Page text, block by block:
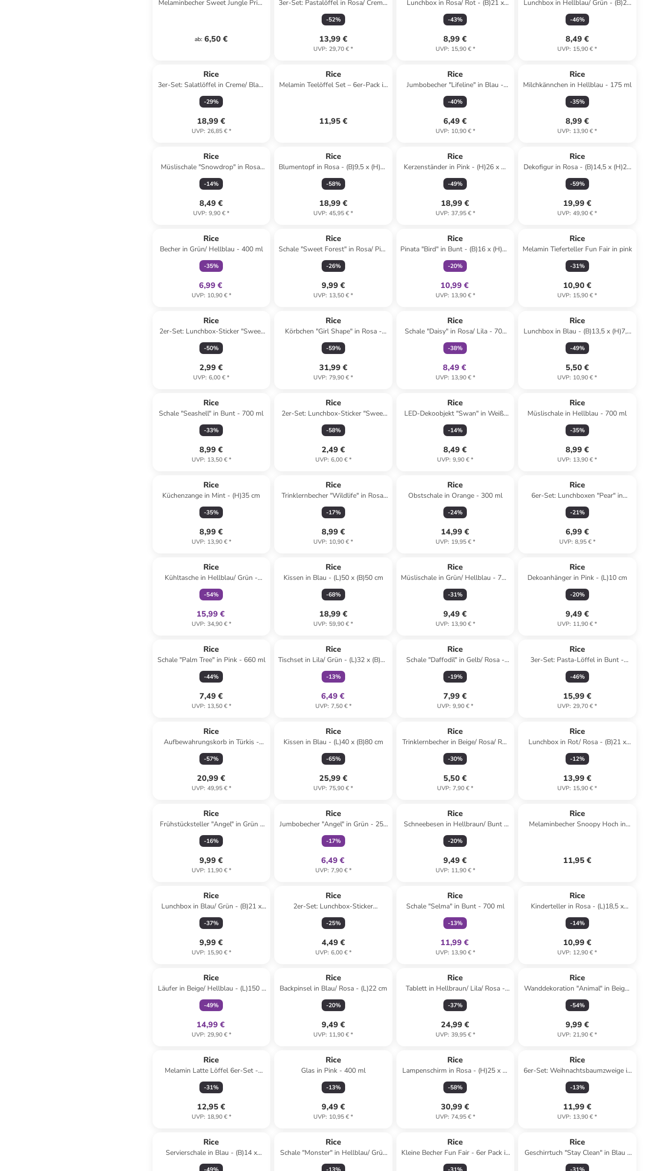
Melaminbecher Sweet Jungle Print
ab: 6,50 €
3er-Set: Pastalöffel in Rosa/ Creme/
Blau - (L)32 cm
-52%
13,99 €
UVP: 29,70 €*
Lunchbox in Rosa/ Rot - (B)21 x
(H)7,5 x (T)14 cm
-43%
8,99 €
UVP: 15,90 €*
Lunchbox in Hellblau/ Grün - (B)21
x (H)7,5 x (T)14 cm
-46%
8,49 €
UVP: 15,90 €*
Rice
3er-Set: Salatlöffel in Creme/ Blau/
Rosa - (H)21 cm
-29%
18,99 €
UVP: 26,85 €*
Rice
Melamin Teelöffel Set – 6er-Pack in
11,95 €
Rice
Jumbobecher "Lifeline" in Blau -
400 ml
-40%
6,49 €
UVP: 10,90 €*
Rice
Milchkännchen in Hellblau - 175 ml
-35%
8,99 €
UVP: 13,90 €*
Rice
Müslischale "Snowdrop" in Rosa/
Grün - 300 ml
-14%
8,49 €
UVP: 9,90 €*
Rice
Blumentopf in Rosa - (B)9,5 x (H)23
x (T)21 cm
-58%
18,99 €
UVP: 45,95 €*
Rice
Kerzenständer in Pink - (H)26 x Ø
11 cm
-49%
18,99 €
UVP: 37,95 €*
Rice
Dekofigur in Rosa - (B)14,5 x (H)29
x (T)13 cm
-59%
19,99 €
UVP: 49,90 €*
Rice
Becher in Grün/ Hellblau - 400 ml
-35%
6,99 €
UVP: 10,90 €*
Rice
Schale "Sweet Forest" in Rosa/ Pink
- 700 ml
-26%
9,99 €
UVP: 13,50 €*
Rice
Pinata "Bird" in Bunt - (B)16 x (H)20
x (T)5 cm
-20%
10,99 €
UVP: 13,90 €*
Rice
Melamin Tieferteller Fun Fair in pink
-31%
10,90 €
UVP: 15,90 €*
Rice
2er-Set: Lunchbox-Sticker "Sweet
Cake" in Bunt
-50%
2,99 €
UVP: 6,00 €*
Rice
Körbchen "Girl Shape" in Rosa -
(B)39 x (H)51 x (T)32 cm
-59%
31,99 €
UVP: 79,90 €*
Rice
Schale "Daisy" in Rosa/ Lila - 700
ml
-38%
8,49 €
UVP: 13,90 €*
Rice
Lunchbox in Blau - (B)13,5 x (H)7,5
x (T)14 cm
-49%
5,50 €
UVP: 10,90 €*
Rice
Schale "Seashell" in Bunt - 700 ml
-33%
8,99 €
UVP: 13,50 €*
Rice
2er-Set: Lunchbox-Sticker "Sweet
Jungle" in Bunt
-58%
2,49 €
UVP: 6,00 €*
Rice
LED-Dekoobjekt "Swan" in Weiß/
Rosa - (B)7,5 x (H)9 cm
-14%
8,49 €
UVP: 9,90 €*
Rice
Müslischale in Hellblau - 700 ml
-35%
8,99 €
UVP: 13,90 €*
Rice
Küchenzange in Mint - (H)35 cm
-35%
8,99 €
UVP: 13,90 €*
Rice
Trinklernbecher "Wildlife" in Rosa/
Orange - (H)9,5 x Ø 7,5 cm
-17%
8,99 €
UVP: 10,90 €*
Rice
Obstschale in Orange - 300 ml
-24%
14,99 €
UVP: 19,95 €*
Rice
6er-Set: Lunchboxen "Pear" in
Türkis - (L)13 x (B)13 cm
-21%
6,99 €
UVP: 8,95 €*
Rice
Kühltasche in Hellblau/ Grün -
(B)25 x (H)30 x (T)27 cm
-54%
15,99 €
UVP: 34,90 €*
Rice
Kissen in Blau - (L)50 x (B)50 cm
-68%
18,99 €
UVP: 59,90 €*
Rice
Müslischale in Grün/ Hellblau - 700
ml
-31%
9,49 €
UVP: 13,90 €*
Rice
Dekoanhänger in Pink - (L)10 cm
-20%
9,49 €
UVP: 11,90 €*
Rice
Schale "Palm Tree" in Pink - 660 ml
-44%
7,49 €
UVP: 13,50 €*
Rice
Tischset in Lila/ Grün - (L)32 x (B)42
cm
-13%
6,49 €
UVP: 7,50 €*
Rice
Schale "Daffodil" in Gelb/ Rosa -
300 ml
-19%
7,99 €
UVP: 9,90 €*
Rice
3er-Set: Pasta-Löffel in Bunt -
(H)32 cm
-46%
15,99 €
UVP: 29,70 €*
Rice
Aufbewahrungskorb in Türkis -
(B)30 x (H)25 cm
-57%
20,99 €
UVP: 49,95 €*
Rice
Kissen in Blau - (L)40 x (B)80 cm
-65%
25,99 €
UVP: 75,90 €*
Rice
Trinklernbecher in Beige/ Rosa/ Rot
- (H)10 x Ø 7,7 cm
-30%
5,50 €
UVP: 7,90 €*
Rice
Lunchbox in Rot/ Rosa - (B)21 x
(H)7,5 x (T)14 cm
-12%
13,99 €
UVP: 15,90 €*
Rice
Frühstücksteller "Angel" in Grün -
Ø 20 cm
-16%
9,99 €
UVP: 11,90 €*
Rice
Jumbobecher "Angel" in Grün - 250
ml
-17%
6,49 €
UVP: 7,90 €*
Rice
Schneebesen in Hellbraun/ Bunt -
(H)27 cm
-20%
9,49 €
UVP: 11,90 €*
Rice
Melaminbecher Snoopy Hoch in
11,95 €
Rice
Lunchbox in Blau/ Grün - (B)21 x
(H)7,5 x (T)14 cm
-37%
9,99 €
UVP: 15,90 €*
Rice
2er-Set: Lunchbox-Sticker
"Mermaid" in Bunt
-25%
4,49 €
UVP: 6,00 €*
Rice
Schale "Selma" in Bunt - 700 ml
-13%
11,99 €
UVP: 13,90 €*
Rice
Kinderteller in Rosa - (L)18,5 x
(B)18,7 cm
-14%
10,99 €
UVP: 12,90 €*
Rice
Läufer in Beige/ Hellblau - (L)150 x
(B)90 cm
-49%
14,99 €
UVP: 29,90 €*
Rice
Backpinsel in Blau/ Rosa - (L)22 cm
-20%
9,49 €
UVP: 11,90 €*
Rice
Tablett in Hellbraun/ Lila/ Rosa -
(L)34 x (B)30 cm
-37%
24,99 €
UVP: 39,95 €*
Rice
Wanddekoration "Animal" in Beige/
Schwarz/ Rosa - Ø 13 cm
-54%
9,99 €
UVP: 21,90 €*
Rice
Melamin Latte Löffel 6er-Set -
Solid Colors in bunt
-31%
12,95 €
UVP: 18,90 €*
Rice
Glas in Pink - 400 ml
-13%
9,49 €
UVP: 10,95 €*
Rice
Lampenschirm in Rosa - (H)25 x Ø
40 cm
-58%
30,99 €
UVP: 74,95 €*
Rice
6er-Set: Weihnachtsbaumzweige in
Grün - (H)52 cm
-13%
11,99 €
UVP: 13,90 €*
Rice
Servierschale in Blau - (B)14 x
(H)25 cm
Rice
Schale "Monster" in Hellblau/ Grün
- 700 ml
Rice
Kleine Becher Fun Fair - 6er Pack in
mint
Rice
Geschirrtuch "Stay Clean" in Blau -
(L)70 x (B)50 cm